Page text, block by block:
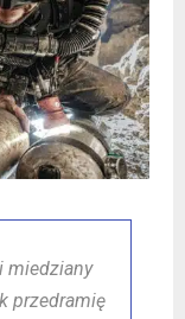
miedziany
przedramię